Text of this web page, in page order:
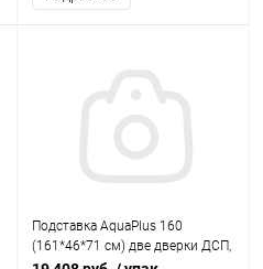
Подставка AquaPlus 160
(161*46*71 см) две дверки ДСП,
итальянский орех , в коробке,